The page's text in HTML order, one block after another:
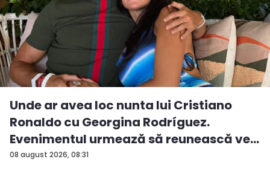
08 august 2026, 08:31
Unde ar avea loc nunta lui Cristiano
Ronaldo cu Georgina Rodríguez.
Evenimentul urmează să reunească ve...